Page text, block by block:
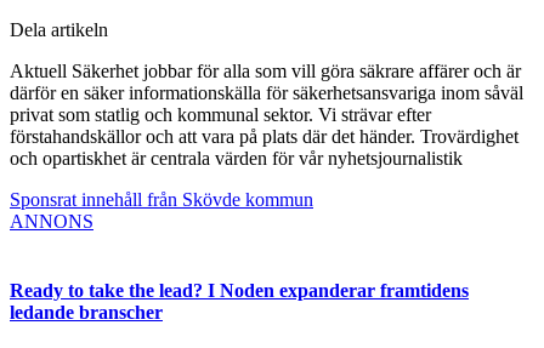
Dela artikeln
Aktuell Säkerhet jobbar för alla som vill göra säkrare affärer och är
därför en säker informationskälla för säkerhetsansvariga inom såväl
privat som statlig och kommunal sektor. Vi strävar efter
förstahandskällor och att vara på plats där det händer. Trovärdighet
och opartiskhet är centrala värden för vår nyhetsjournalistik
Sponsrat innehåll från Skövde kommun
ANNONS
Ready to take the lead? I Noden expanderar framtidens
ledande branscher